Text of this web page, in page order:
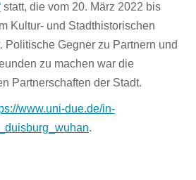
statt, die vom 20. März 2022 bis
Kultur- und Stadthistorischen
Politische Gegner zu Partnern und
zu machen war die
Partnerschaften der Stadt.
www.uni-due.de/in-
.